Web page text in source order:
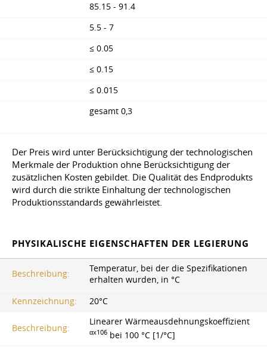
85.15 - 91.4
5.5 - 7
≤ 0.05
≤ 0.15
≤ 0.015
gesamt 0,3
Der Preis wird unter Berücksichtigung der technologischen
Merkmale der Produktion ohne Berücksichtigung der
zusätzlichen Kosten gebildet. Die Qualität des Endprodukts
wird durch die strikte Einhaltung der technologischen
Produktionsstandards gewährleistet.
PHYSIKALISCHE EIGENSCHAFTEN DER LEGIERUNG
Beschreibung:
Temperatur, bei der die Spezifikationen
erhalten wurden, in °C
Kennzeichnung:
20°С
Beschreibung:
Linearer Wärmeausdehnungskoeffizient
αx106 bei 100 °C [1/°C]